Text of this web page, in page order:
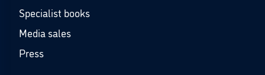
Specialist books
Media sales
Press